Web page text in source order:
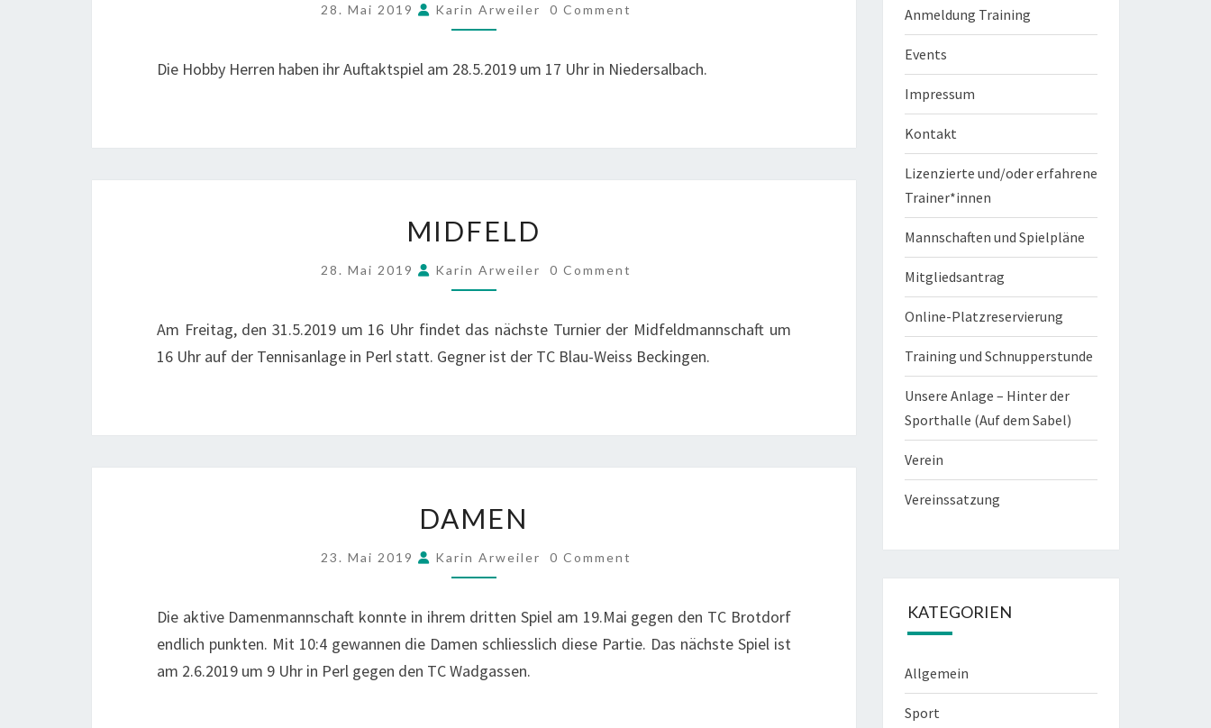
28. Mai 2019 Karin Arweiler COMMENTS
0 Comment
Die Hobby Herren haben ihr Auftaktspiel am 28.5.2019 um 17 Uhr in Niedersalbach.
MIDFELD
28. Mai 2019 Karin Arweiler COMMENTS
0 Comment
Am Freitag, den 31.5.2019 um 16 Uhr findet das nächste Turnier der Midfeldmannschaft um
16 Uhr auf der Tennisanlage in Perl statt. Gegner ist der TC Blau-Weiss Beckingen.
DAMEN
23. Mai 2019 Karin Arweiler COMMENTS
0 Comment
Die aktive Damenmannschaft konnte in ihrem dritten Spiel am 19.Mai gegen den TC Brotdorf
endlich punkten. Mit 10:4 gewannen die Damen schliesslich diese Partie. Das nächste Spiel ist
am 2.6.2019 um 9 Uhr in Perl gegen den TC Wadgassen.
Anmeldung Training
Events
Impressum
Kontakt
Lizenzierte und/oder erfahrene
Trainer*innen
Mannschaften und Spielpläne
Mitgliedsantrag
Online-Platzreservierung
Training und Schnupperstunde
Unsere Anlage – Hinter der
Sporthalle (Auf dem Sabel)
Verein
Vereinssatzung
KATEGORIEN
Allgemein
Sport